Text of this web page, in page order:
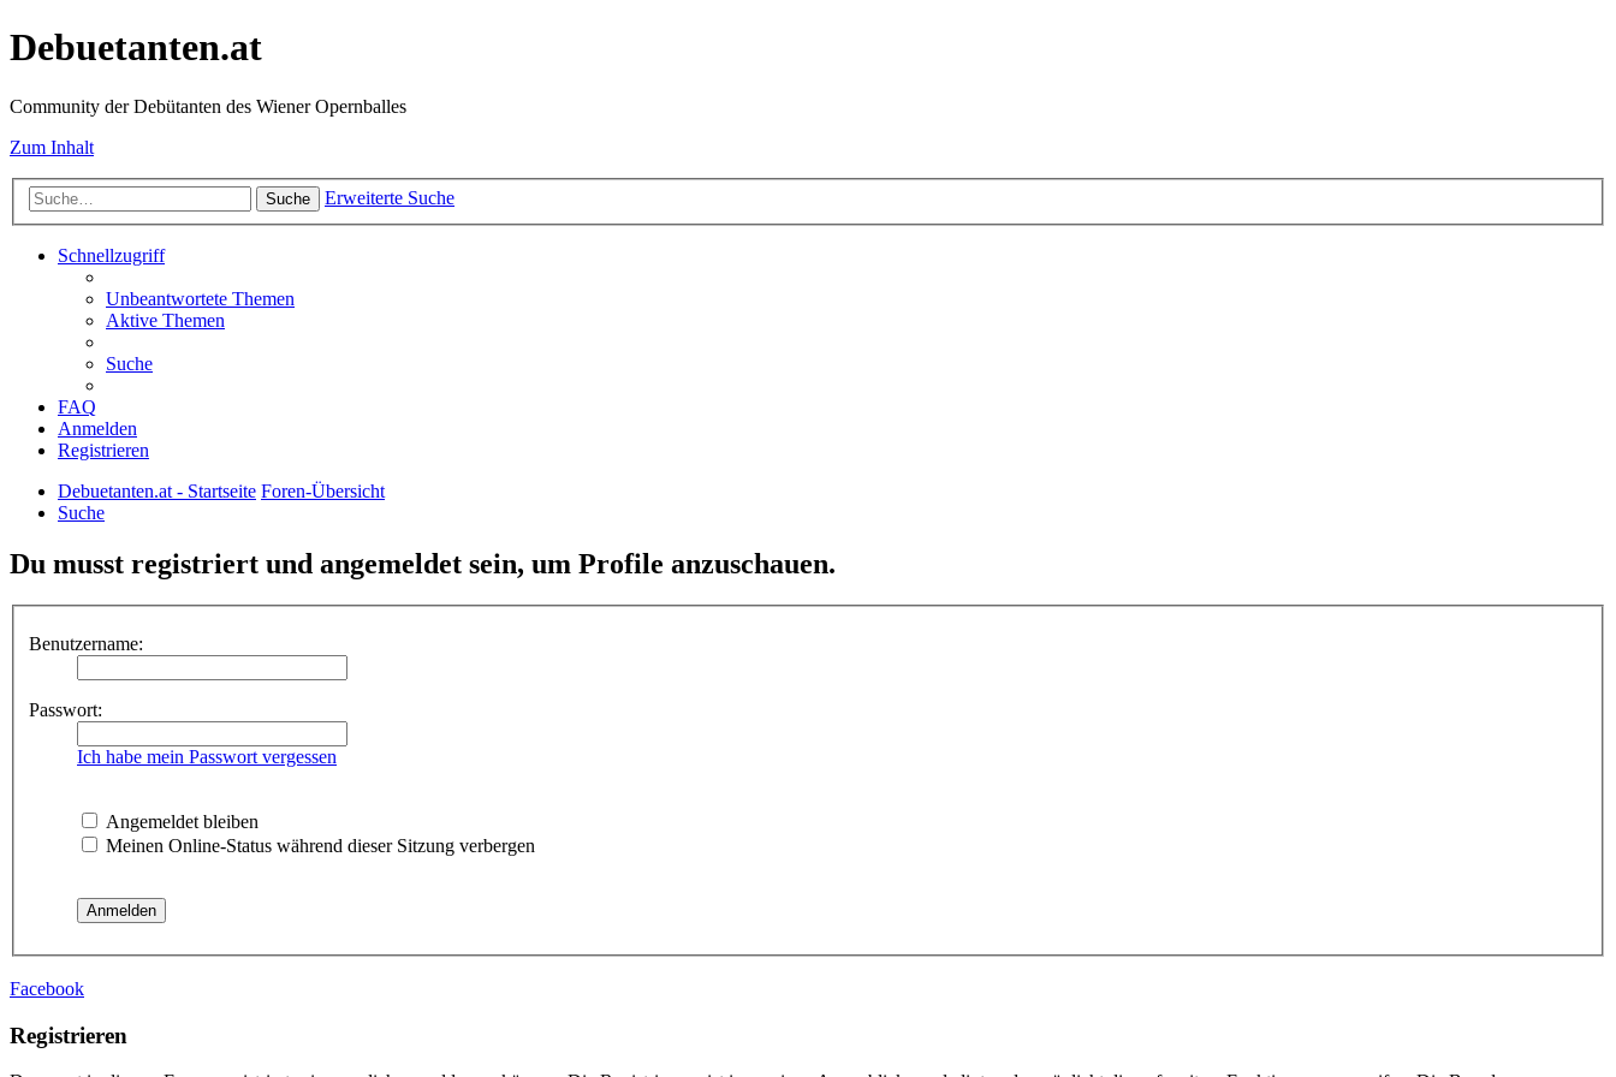
Debuetanten.at
Community der Debütanten des Wiener Opernballes
Zum Inhalt
Suche Erweiterte Suche
Schnellzugriff
Unbeantwortete Themen
Aktive Themen
Suche
FAQ
Anmelden
Registrieren
Debuetanten.at - Startseite Foren-Übersicht
Suche
Du musst registriert und angemeldet sein, um Profile anzuschauen.
Benutzername:
Passwort:
Ich habe mein Passwort vergessen
Angemeldet bleiben
Meinen Online-Status während dieser Sitzung verbergen
Facebook
Registrieren